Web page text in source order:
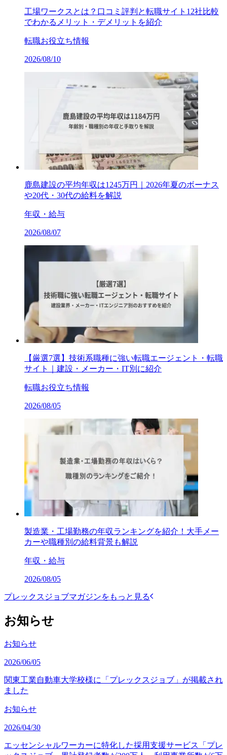
工場ワークスとは？口コミ評判と転職サイト12社比較
でわかるメリット・デメリットを紹介
転職お役立ち情報
2026/08/10
鹿島建設の平均年収は1245万円｜2026年夏のボーナス
や20代・30代の給料を解説
年収・給与
2026/08/07
【厳選7選】技術系職種に強い転職エージェント・転職
サイト｜建設・メーカー・IT別に紹介
転職お役立ち情報
2026/08/05
製造業・工場勤務の年収ランキングを紹介！大手メー
カーや職種別の給料背景も解説
年収・給与
2026/08/05
プレックスジョブマガジンをもっと見る
お知らせ
お知らせ
2026/06/05
関東工業自動車大学校様に「プレックスジョブ」が掲載され
ました
お知らせ
2026/04/30
エッセンシャルワーカーに特化した採用支援サービス「プレ